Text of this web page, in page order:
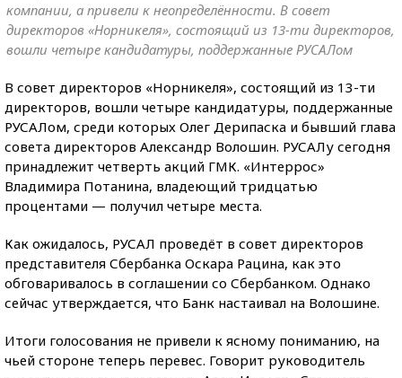
компании, а привели к неопределённости. В совет
директоров «Норникеля», состоящий из 13-ти директоров,
вошли четыре кандидатуры, поддержанные РУСАЛом
В совет директоров «Норникеля», состоящий из 13-ти
директоров, вошли четыре кандидатуры, поддержанные
РУСАЛом, среди которых Олег Дерипаска и бывший глава
совета директоров Александр Волошин. РУСАЛу сегодня
принадлежит четверть акций ГМК. «Интеррос»
Владимира Потанина, владеющий тридцатью
процентами — получил четыре места.
Как ожидалось, РУСАЛ проведёт в совет директоров
представителя Сбербанка Оскара Рацина, как это
обговаривалось в соглашении со Сбербанком. Однако
сейчас утверждается, что Банк настаивал на Волошине.
Итоги голосования не привели к ясному пониманию, на
чьей стороне теперь перевес. Говорит руководитель